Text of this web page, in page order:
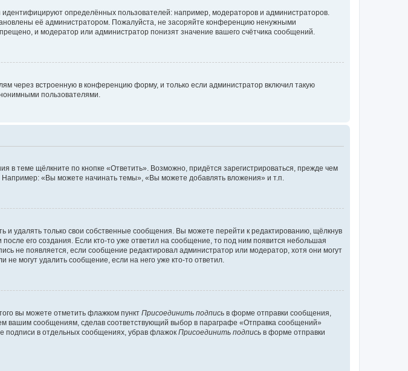
определённых пользователей: например, модераторов и администраторов.
её администратором. Пожалуйста, не засоряйте конференцию ненужными
и модератор или администратор понизят значение вашего счётчика сообщений.
через встроенную в конференцию форму, и только если администратор включил такую
пользователями.
теме щёлкните по кнопке «Ответить». Возможно, придётся зарегистрироваться, прежде чем
«Вы можете начинать темы», «Вы можете добавлять вложения» и т.п.
удалять только свои собственные сообщения. Вы можете перейти к редактированию, щёлкнув
его создания. Если кто-то уже ответил на сообщение, то под ним появится небольшая
не появляется, если сообщение редактировал администратор или модератор, хотя они могут
могут удалить сообщение, если на него уже кто-то ответил.
вы можете отметить флажком пункт Присоединить подпись в форме отправки сообщения,
вашим сообщениям, сделав соответствующий выбор в параграфе «Отправка сообщений»
подписи в отдельных сообщениях, убрав флажок Присоединить подпись в форме отправки